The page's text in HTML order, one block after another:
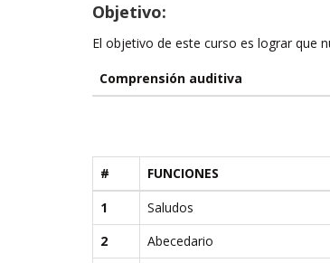
Objetivo:
El objetivo de este curso es lograr que
Comprensión auditiva
# FUNCIONES
1
Saludos
2
Abecedario